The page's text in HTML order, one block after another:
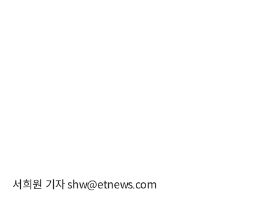
서희원 기자 shw@etnews.com